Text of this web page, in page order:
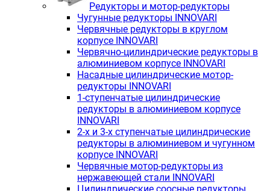
Редукторы и мотор-редукторы
Чугунные редукторы INNOVARI
Червячные редукторы в круглом
корпусе INNOVARI
Червячно-цилиндрические редукторы в
алюминиевом корпусе INNOVARI
Насадные цилиндрические мотор-
редукторы INNOVARI
1-ступенчатые цилиндрические
редукторы в алюминиевом корпусе
INNOVARI
2-х и 3-х ступенчатые цилиндрические
редукторы в алюминиевом и чугунном
корпусе INNOVARI
Червячные мотор-редукторы из
нержавеющей стали INNOVARI